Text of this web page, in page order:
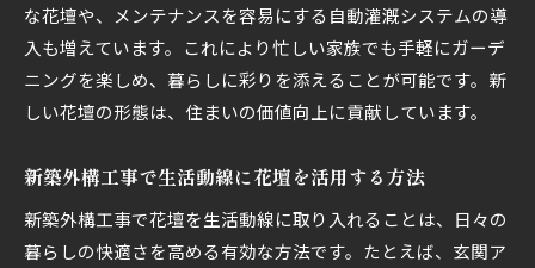
な花壇や、メンテナンスを容易にする自動灌漑システムの導
入も増えています。これにより忙しい家族でも手軽にガーデ
ニングを楽しめ、暮らしに彩りを添えることが可能です。新
しい花壇の形態は、住まいの価値向上に貢献しています。
新築外構工事で生活動線に花壇を活用する方法
新築外構工事で花壇を生活動線に取り入れることは、日々の
暮らしの快適さを高める有効な方法です。たとえば、玄関ア